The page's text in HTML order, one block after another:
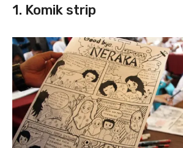
1. Komik strip